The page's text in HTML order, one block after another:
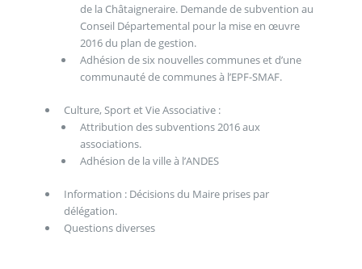
de la Châtaigneraire. Demande de subvention au
Conseil Départemental pour la mise en œuvre
2016 du plan de gestion.
Adhésion de six nouvelles communes et d’une
communauté de communes à l’EPF-SMAF.
Culture, Sport et Vie Associative :
Attribution des subventions 2016 aux
associations.
Adhésion de la ville à l’ANDES
Information : Décisions du Maire prises par
délégation.
Questions diverses